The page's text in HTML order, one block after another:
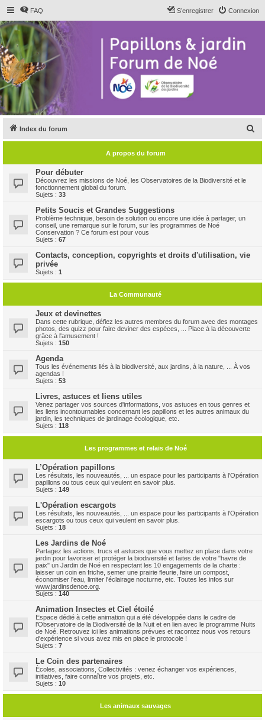
FAQ Connexion
S’enregistrer
Index du forum
e
A propos du forum
Pour débuter
Découvrez les missions de Noé, les Observatoires de la Biodiversité et le
fonctionnement global du forum.
Sujets : 33
Petits Soucis et Grandes Suggestions
Problème technique, besoin de solution ou encore une idée à partager, un
conseil, une remarque sur le forum, sur les programmes de Noé
Conservation ? Ce forum est pour vous
Sujets : 67
Contacts, conception, copyrights et droits d'utilisation, vie
privée
Sujets : 1
La Communauté
Jeux et devinettes
Dans cette rubrique, défiez les autres membres du forum avec des montages
photos, des quizz pour faire deviner des espèces, ... Place à la découverte
grâce à l'amusement !
Sujets : 150
Agenda
Tous les événements liés à la biodiversité, aux jardins, à la nature, ... À vos
agendas !
Sujets : 53
Livres, astuces et liens utiles
Venez partager vos sources d'informations, vos astuces en tous genres et
les liens incontournables concernant les papillons et les autres animaux du
jardin, les techniques de jardinage écologique, etc.
Sujets : 118
Les programmes et relais de Noé
L’Opération papillons
Les résultats, les nouveautés, ... un espace pour les participants à l'Opération
papillons ou tous ceux qui veulent en savoir plus.
Sujets : 149
L'Opération escargots
Les résultats, les nouveautés, ... un espace pour les participants à l'Opération
escargots ou tous ceux qui veulent en savoir plus.
Sujets : 18
Les Jardins de Noé
Partagez les actions, trucs et astuces que vous mettez en place dans votre
jardin pour favoriser et protéger la biodiversité et faites de votre "havre de
paix" un Jardin de Noé en respectant les 10 engagements de la charte :
laisser un coin en friche, semer une prairie fleurie, faire un compost,
économiser l'eau, limiter l'éclairage nocturne, etc. Toutes les infos sur
www.jardinsdenoe.org
Sujets : 140
Animation Insectes et Ciel étoilé
Espace dédié à cette animation qui a été développée dans le cadre de
l'Observatoire de la Biodiversité de la Nuit et en lien avec le programme Nuits
de Noé. Retrouvez ici les animations prévues et racontez nous vos retours
d'expérience si vous avez mis en place le protocole !
Sujets : 7
Le Coin des partenaires
Ècoles, associations, Collectivités : venez échanger vos expériences,
initiatives, faire connaître vos projets, etc.
Sujets : 10
Les animaux sauvages